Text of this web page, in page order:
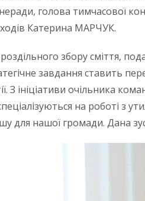
голова тимчасової
Катерина МАРЧУК.
збору сміття,
завдання ставить
З ініціативи очільника
на роботі з
для нашої громади. Дана